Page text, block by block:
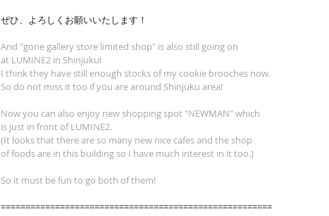
ぜひ、よろしくお願いいたします！
And "gone gallery store limited shop" is also still going on
at LUMINE2 in Shinjuku!
I think they have still enough stocks of my cookie brooches now.
So do not miss it too if you are around Shinjuku area!
Now you can also enjoy new shopping spot "NEWMAN" which
is just in front of LUMINE2.
(It looks that there are so many new nice cafes and the shop
of foods are in this building so I have much interest in it too.)
So it must be fun to go both of them!
=======================================================